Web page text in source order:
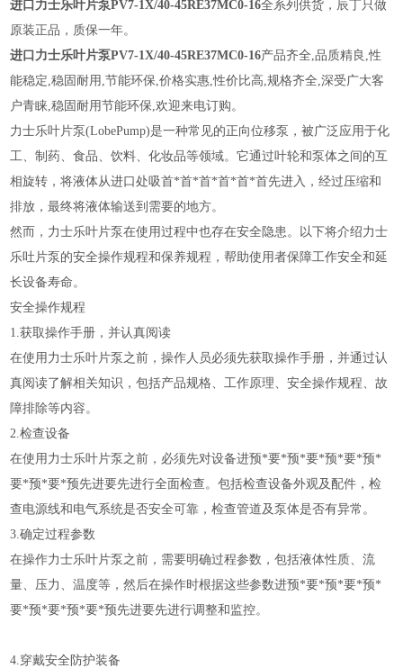
进口力士乐叶片泵PV7-1X/40-45RE37MC0-16全系列供货 ，辰丁只做
原装正品，质保一年。
进口力士乐叶片泵PV7-1X/40-45RE37MC0-16产品齐全,品质精良,性
能稳定,稳固耐用,节能环保,价格实惠,性价比高,规格齐全,深受广大客
户青睐,稳固耐用节能环保,欢迎来电订购。
力士乐叶片泵(LobePump)是一种常见的正向位移泵，被广泛应用于化
工、制药、食品、饮料、化妆品等领域。它通过叶轮和泵体之间的互
相旋转，将液体从进口处吸首*首*首*首*首*首先进入，经过压缩和
排放，最终将液体输送到需要的地方。
然而，力士乐叶片泵在使用过程中也存在安全隐患。以下将介绍力士
乐吐片泵的安全操作规程和保养规程，帮助使用者保障工作安全和延
长设备寿命。
安全操作规程
1.获取操作手册，并认真阅读
在使用力士乐叶片泵之前，操作人员必须先获取操作手册，并通过认
真阅读了解相关知识，包括产品规格、工作原理、安全操作规程、故
障排除等内容。
2.检查设备
在使用力士乐叶片泵之前，必须先对设备进预*要*预*要*预*要*预*
要*预*要*预先进要先进行全面检查。包括检查设备外观及配件，检
查电源线和电气系统是否安全可靠，检查管道及泵体是否有异常。
3.确定过程参数
在操作力士乐叶片泵之前，需要明确过程参数，包括液体性质、流
量、压力、温度等，然后在操作时根据这些参数进预*要*预*要*预*
要*预*要*预*要*预先进要先进行调整和监控。
4.穿戴安全防护装备